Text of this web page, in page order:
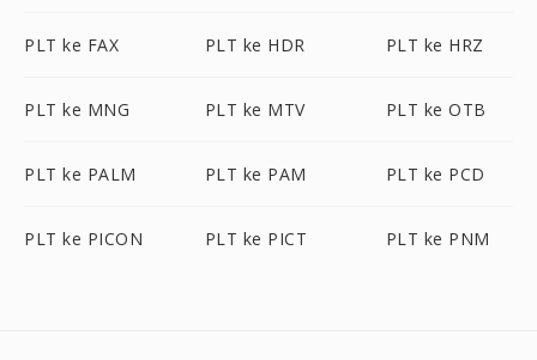
PLT ke FAX PLT ke HDR PLT ke HRZ
PLT ke MNG PLT ke MTV PLT ke OTB
PLT ke PALM PLT ke PAM PLT ke PCD
PLT ke PICON PLT ke PICT PLT ke PNM